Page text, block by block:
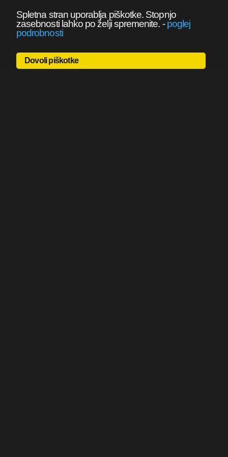
Spletna stran uporablja piškotke. Stopnjo
zasebnosti lahko po želji spremenite. -poglej
podrobnosti
Dovoli piškotke